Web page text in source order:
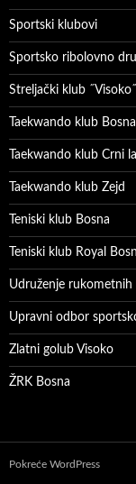
Sportski klubovi
Sportsko ribolovno
Streljački klub ˝Visoko˝
Taekwando klub Bosna
Taekwando klub Crni
Taekwando klub Zejd
Teniski klub Bosna
Teniski klub Royal
Udruženje rukometnih
Upravni odbor
Zlatni golub Visoko
ŽRK Bosna
Pokreće WordPress